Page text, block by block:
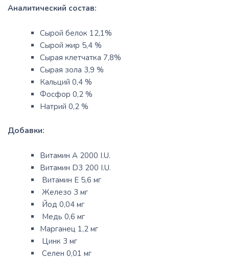
Аналитический состав:
Сырой белок 12,1%
Сырой жир 5,4 %
Сырая клетчатка 7,8%
Сырая зола 3,9 %
Кальций 0,4 %
Фосфор 0,2 %
Натрий 0,2 %
Добавки:
Витамин А 2000 I.U.
Витамин D3 200 I.U.
Витамин Е 5,6 мг
Железо 3 мг
Йод 0,04 мг
Медь 0,6 мг
Марганец 1,2 мг
Цинк 3 мг
Селен 0,01 мг